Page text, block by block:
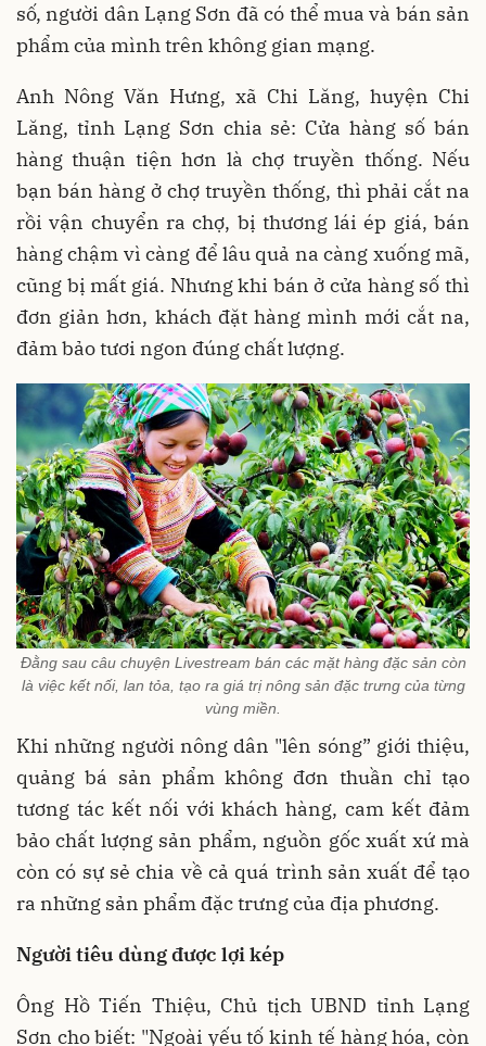
số, người dân Lạng Sơn đã có thể mua và bán sản
phẩm của mình trên không gian mạng.
Anh Nông Văn Hưng, xã Chi Lăng, huyện Chi
Lăng, tỉnh Lạng Sơn chia sẻ: Cửa hàng số bán
hàng thuận tiện hơn là chợ truyền thống. Nếu
bạn bán hàng ở chợ truyền thống, thì phải cắt na
rồi vận chuyển ra chợ, bị thương lái ép giá, bán
hàng chậm vì càng để lâu quả na càng xuống mã,
cũng bị mất giá. Nhưng khi bán ở cửa hàng số thì
đơn giản hơn, khách đặt hàng mình mới cắt na,
đảm bảo tươi ngon đúng chất lượng.
Đằng sau câu chuyện Livestream bán các mặt hàng đặc sản còn
là việc kết nối, lan tỏa, tạo ra giá trị nông sản đặc trưng của từng
vùng miền.
Khi những người nông dân "lên sóng” giới thiệu,
quảng bá sản phẩm không đơn thuần chỉ tạo
tương tác kết nối với khách hàng, cam kết đảm
bảo chất lượng sản phẩm, nguồn gốc xuất xứ mà
còn có sự sẻ chia về cả quá trình sản xuất để tạo
ra những sản phẩm đặc trưng của địa phương.
Người tiêu dùng được lợi kép
Ông Hồ Tiến Thiệu, Chủ tịch UBND tỉnh Lạng
Sơn cho biết: "Ngoài yếu tố kinh tế hàng hóa, còn